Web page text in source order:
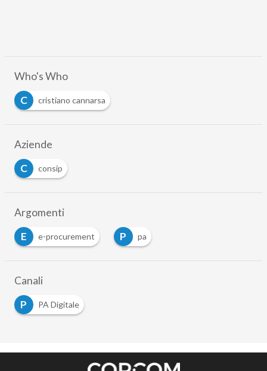
Who's Who
C
cristiano cannarsa
Aziende
C
consip
Argomenti
E
e-procurement P pa
Canali
P
PA Digitale